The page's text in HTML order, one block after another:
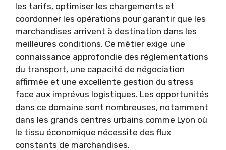
les tarifs, optimiser les chargements et
coordonner les opérations pour garantir que les
marchandises arrivent à destination dans les
meilleures conditions. Ce métier exige une
connaissance approfondie des réglementations
du transport, une capacité de négociation
affirmée et une excellente gestion du stress
face aux imprévus logistiques. Les opportunités
dans ce domaine sont nombreuses, notamment
dans les grands centres urbains comme Lyon où
le tissu économique nécessite des flux
constants de marchandises.